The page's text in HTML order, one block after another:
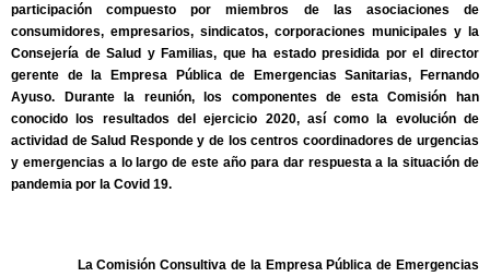
participación compuesto por miembros de las asociaciones de
consumidores, empresarios, sindicatos, corporaciones municipales y la
Consejería de Salud y Familias, que ha estado presidida por el director
gerente de la Empresa Pública de Emergencias Sanitarias, Fernando
Ayuso. Durante la reunión, los componentes de esta Comisión han
conocido los resultados del ejercicio 2020, así como la evolución de
actividad de Salud Responde y de los centros coordinadores de urgencias
y emergencias a lo largo de este año para dar respuesta a la situación de
pandemia por la Covid 19.
La Comisión Consultiva de la Empresa Pública de Emergencias